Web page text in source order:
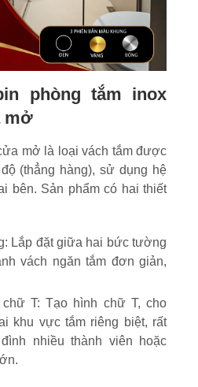
phòng tắm inox
mở
mở là loại vách tắm được
(thẳng hàng), sử dụng hệ
bên. Sản phẩm có hai thiết
Lắp đặt giữa hai bức tường
vách ngăn tắm đơn giản,
T: Tạo hình chữ T, cho
khu vực tắm riêng biệt, rất
nhiều thành viên hoặc